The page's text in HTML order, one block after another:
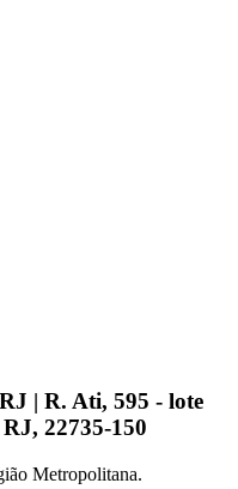
| R. Ati, 595 - lote
22735-150
Metropolitana.